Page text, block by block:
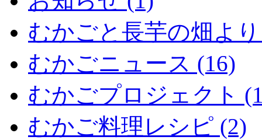
むかごと長芋の畑よ
むかごニュース (16)
むかごプロジェクト
むかご料理レシピ (2)